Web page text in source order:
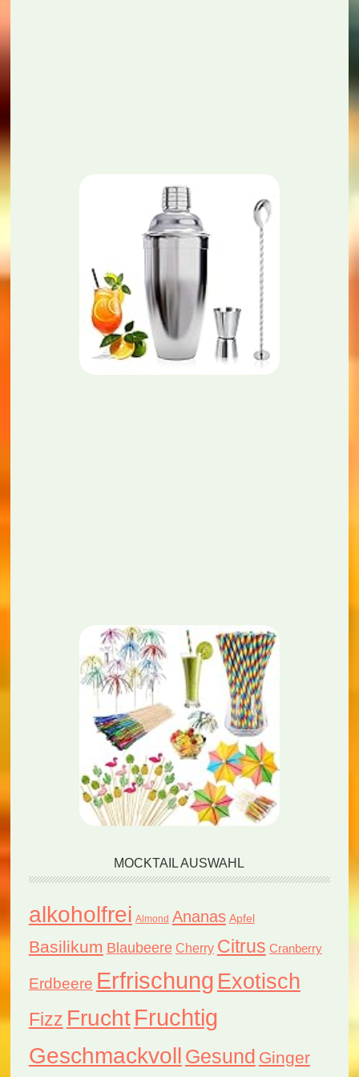
MOCKTAIL AUSWAHL
alkoholfrei Almond Ananas Apfel
Basilikum Blaubeere Cherry Citrus Cranberry
Erdbeere Erfrischung Exotisch
Fizz FruchtFruchtig
Geschmackvoll Gesund Ginger